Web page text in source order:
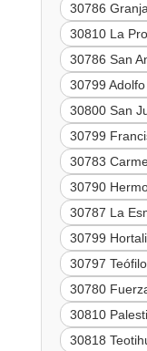
30786
30810 La
30786 San
30799
30800 San
30799
30783
30790
30787 La
30799
30797
30780
30810
30818